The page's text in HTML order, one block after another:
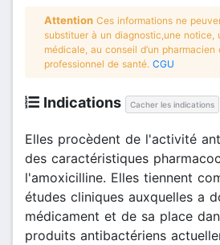
Attention Ces informations ne
substituer à un diagnostic,une notice,
médicale, au conseil d’un pharmacien
professionnel de santé. CGU
Indications Cacher les indications
Elles procèdent de l'activité
des caractéristiques
l'amoxicilline. Elles tiennent
études cliniques auxquelles a
médicament et de sa place
produits antibactériens